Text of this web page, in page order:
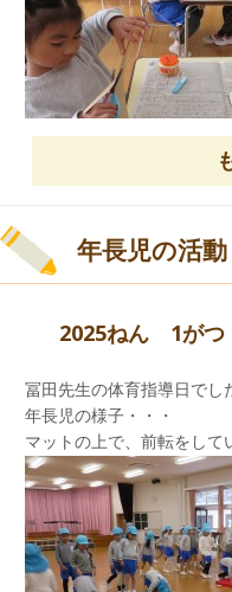
先日からお弁当を温めてい
何の形なのかな？
楽しみですね。
「世界子ども助け合いの日
お家の方からお話を聞いて
糊付けをし、カラフルな絵
年長児の活動
2025ねん 1が
冨田先生の体育指導日でし
年長児の様子・・・
マットの上で、前転をして